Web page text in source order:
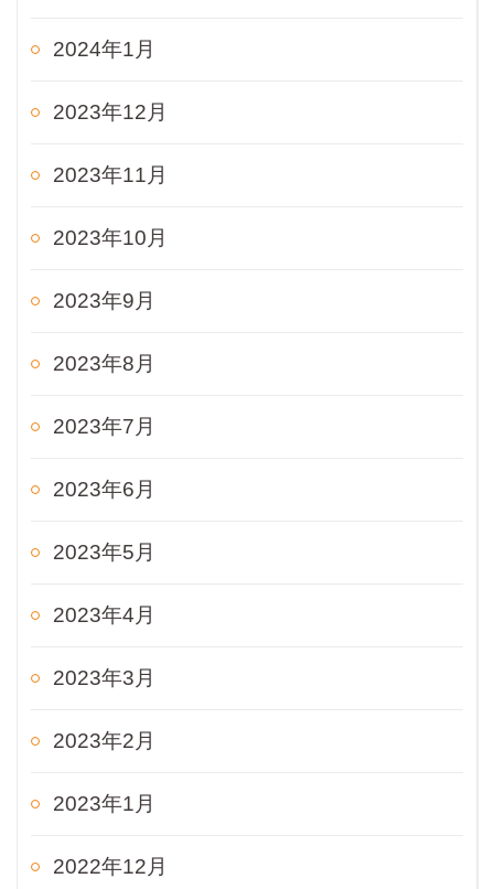
2024年1月
2023年12月
2023年11月
2023年10月
2023年9月
2023年8月
2023年7月
2023年6月
2023年5月
2023年4月
2023年3月
2023年2月
2023年1月
2022年12月